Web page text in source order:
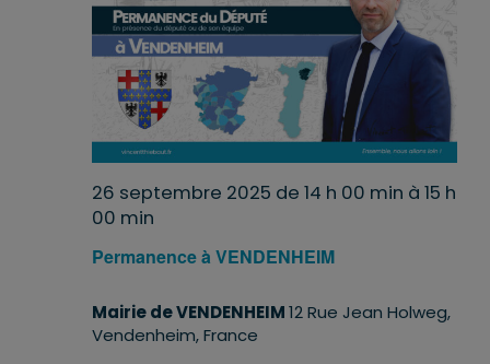
Permanence à VENDENHEIM
26 septembre 2025 de 14 h 00 min à 15 h
00 min
Mairie de VENDENHEIM12 Rue Jean Holweg,
Vendenheim, France